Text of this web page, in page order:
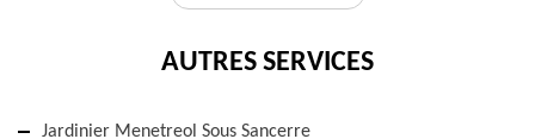
AUTRES SERVICES
Jardinier Menetreol Sous Sancerre